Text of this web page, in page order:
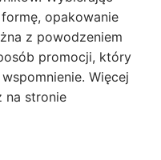
opakowanie
z powodzeniem
promocji, który
Więcej
na stronie